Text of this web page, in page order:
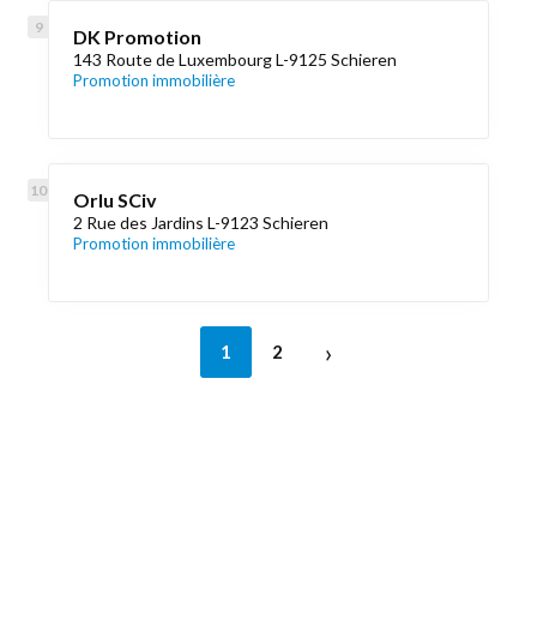
DK Promotion
143 Route de Luxembourg L-9125 Schieren
Promotion immobilière
Orlu SCiv
2 Rue des Jardins L-9123 Schieren
Promotion immobilière
1 2 ›